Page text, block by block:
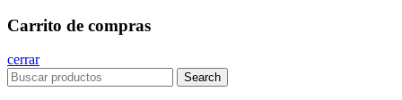
Carrito de compras
cerrar
Search